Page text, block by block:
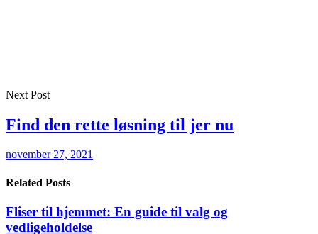
Next Post
Find den rette løsning til jer nu
november 27, 2021
Related Posts
Fliser til hjemmet: En guide til valg og
vedligeholdelse